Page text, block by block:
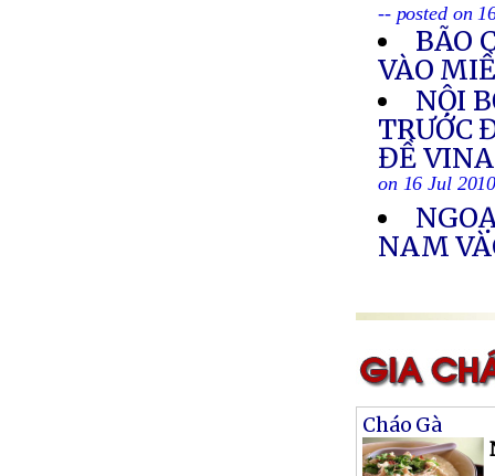
-- posted on
BÃO
VÀO
NỘI
TRƯỚC
ĐỀ
on 16 Jul
NAM
Cháo Gà